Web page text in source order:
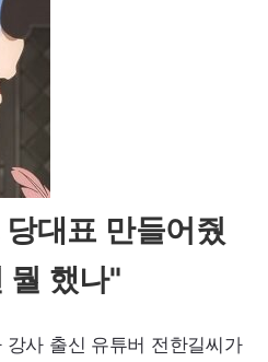
대표 만들어줬
뭘 했나"
사 출신 유튜버 전한길씨가